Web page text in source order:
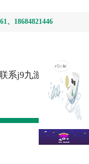
、18684821446
系j9九游会